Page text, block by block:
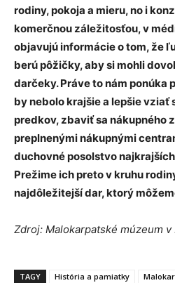
rodiny, pokoja a mieru, no i
komerčnou záležitosťou, v
objavujú informácie o tom, že
berú pôžičky, aby si mohli
darčeky. Práve to nám ponúka
by nebolo krajšie a lepšie vziať
predkov, zbaviť sa nákupného
preplnenými nákupnými
duchovné posolstvo
Prežime ich preto v kruhu
najdôležitejší dar, ktorý
Zdroj: Malokarpatské múzeum v
TAGY História a pamiatky